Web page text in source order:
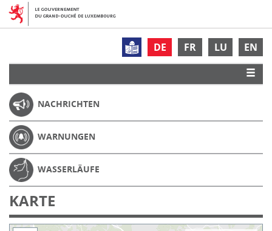
DE FR LU EN
NACHRICHTEN
WARNUNGEN
WASSERLÄUFE
KARTE